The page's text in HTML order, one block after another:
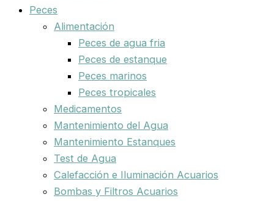
Peces
Alimentación
Peces de agua fria
Peces de estanque
Peces marinos
Peces tropicales
Medicamentos
Mantenimiento del Agua
Mantenimiento Estanques
Test de Agua
Calefacción e Iluminación Acuarios
Bombas y Filtros Acuarios